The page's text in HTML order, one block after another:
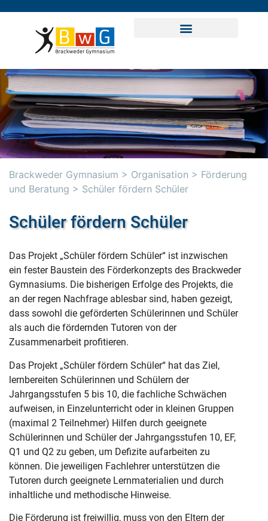
Brackweder Gymnasium > Organisation > Förderung
und Beratung > Schüler fördern Schüler
Schüler fördern Schüler
Das Projekt „Schüler fördern Schüler“ ist inzwischen
ein fester Baustein des Förderkonzepts des Brackweder
Gymnasiums. Die bisherigen Erfolge des Projekts, die
an der regen Nachfrage ablesbar sind, haben gezeigt,
dass sowohl die geförderten Schülerinnen und Schüler
als auch die fördernden Tutoren von der
Zusammenarbeit profitieren.
Das Projekt „Schüler fördern Schüler“ hat das Ziel,
lernbereiten Schülerinnen und Schülern der
Jahrgangsstufen 5 bis 10, die fachliche Schwächen
aufweisen, in Einzelunterricht oder in kleinen Gruppen
(maximal 2 Teilnehmer) Hilfen durch geeignete
Schülerinnen und Schüler der Jahrgangsstufen 10, EF,
Q1 und Q2 zu geben, um Defizite aufarbeiten zu
können. Die jeweiligen Fachlehrer unterstützen die
Tutoren durch geeignete Lernmaterialien und durch
inhaltliche und methodische Hinweise.
Die Förderung ist freiwillig, muss von den Eltern der